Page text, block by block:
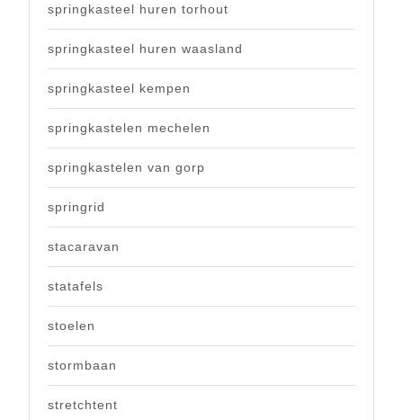
springkasteel huren torhout
springkasteel huren waasland
springkasteel kempen
springkastelen mechelen
springkastelen van gorp
springrid
stacaravan
statafels
stoelen
stormbaan
stretchtent